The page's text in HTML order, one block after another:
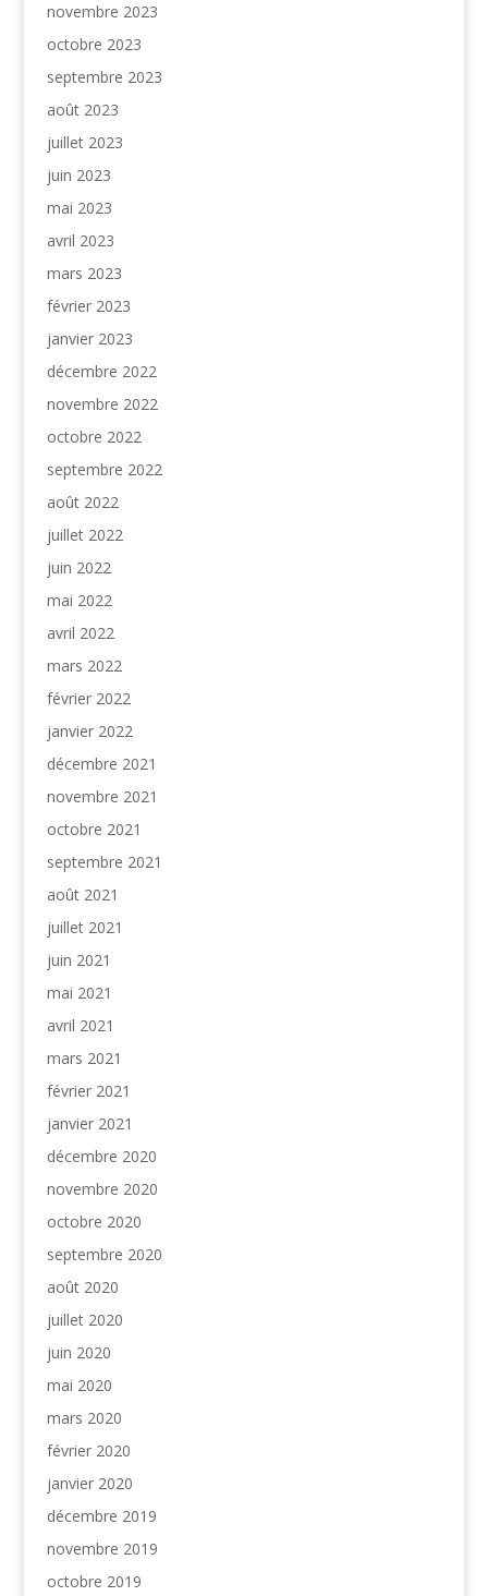
novembre 2023
octobre 2023
septembre 2023
août 2023
juillet 2023
juin 2023
mai 2023
avril 2023
mars 2023
février 2023
janvier 2023
décembre 2022
novembre 2022
octobre 2022
septembre 2022
août 2022
juillet 2022
juin 2022
mai 2022
avril 2022
mars 2022
février 2022
janvier 2022
décembre 2021
novembre 2021
octobre 2021
septembre 2021
août 2021
juillet 2021
juin 2021
mai 2021
avril 2021
mars 2021
février 2021
janvier 2021
décembre 2020
novembre 2020
octobre 2020
septembre 2020
août 2020
juillet 2020
juin 2020
mai 2020
mars 2020
février 2020
janvier 2020
décembre 2019
novembre 2019
octobre 2019